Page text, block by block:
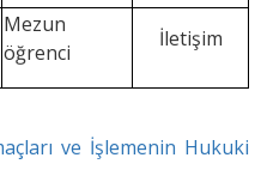
Mezun
öğrenci
İletişim
ve İşlemenin Hukuki